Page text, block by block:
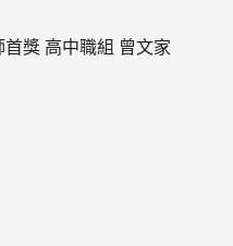
獎 高中職組 曾文家